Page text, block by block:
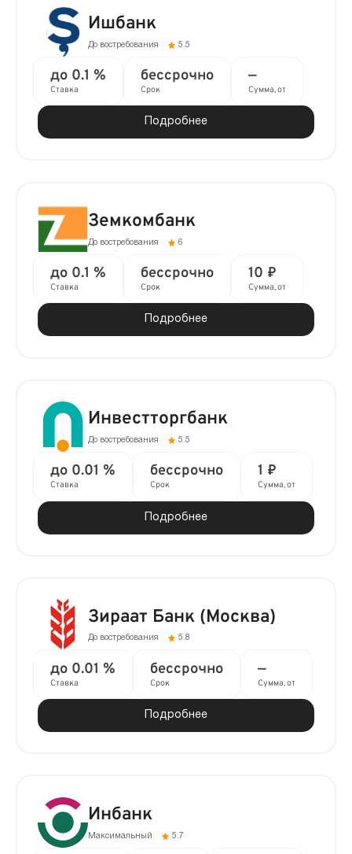
Ишбанк
До востребования 5.5
до 0.1 %
Ставка
бессрочно
Срок
—
Сумма, от
Подробнее
Земкомбанк
До востребования 6
до 0.1 %
Ставка
бессрочно
Срок
10 ₽
Сумма, от
Подробнее
Инвестторгбанк
До востребования 5.5
до 0.01 %
Ставка
бессрочно
Срок
1 ₽
Сумма, от
Подробнее
Зираат Банк (Москва)
До востребования 5.8
до 0.01 %
Ставка
бессрочно
Срок
—
Сумма, от
Подробнее
Инбанк
Максимальный 5.7